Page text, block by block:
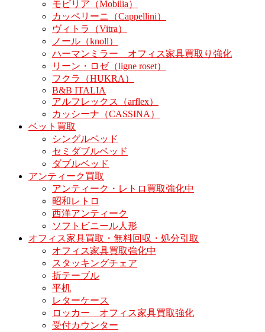
モビリア（Mobilia）
カッペリーニ（Cappellini）
ヴィトラ（Vitra）
ノール（knoll）
ハーマンミラー オフィス家具買取り強化
リーン・ロゼ（ligne roset）
フクラ（HUKRA）
B&B ITALIA
アルフレックス（arflex）
カッシーナ（CASSINA）
ベット買取
シングルベッド
セミダブルベッド
ダブルベッド
アンティーク買取
アンティーク・レトロ買取強化中
昭和レトロ
西洋アンティーク
ソフトビニール人形
オフィス家具買取・無料回収・処分引取
オフィス家具買取強化中
スタッキングチェア
折テーブル
平机
レターケース
ロッカー オフィス家具買取強化
受付カウンター